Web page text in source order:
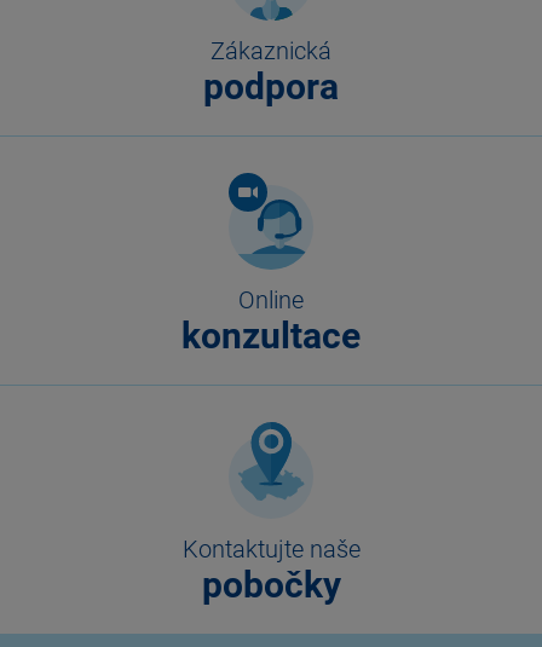
Zákaznická
podpora
Online
konzultace
Kontaktujte naše
pobočky